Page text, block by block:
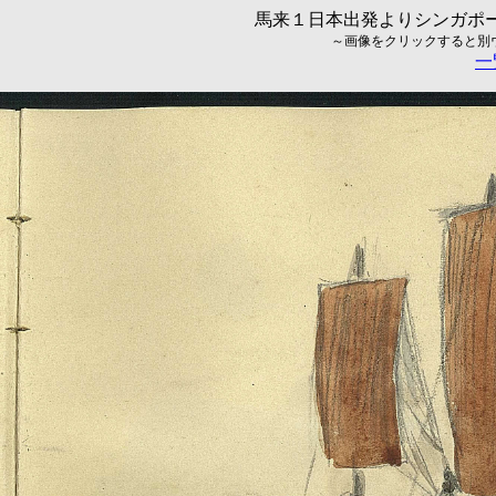
馬来１日本出発よりシンガポ
～画像をクリックすると
一